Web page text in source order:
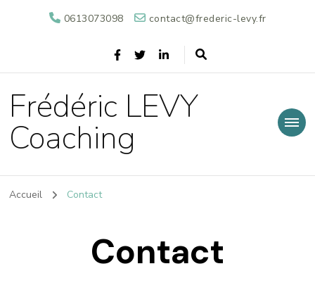
0613073098 contact@frederic-levy.fr
Frédéric LEVY
Coaching
Accueil Contact
Contact